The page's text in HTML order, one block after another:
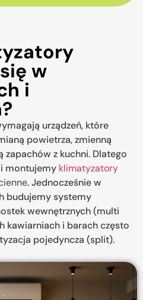
w
i
urządzeń, które
powietrza, zmienną
z kuchni. Dlatego
montujemy klimatyzatory
. Jednocześnie w
budujemy systemy
wewnętrznych (multi
kawiarniach i barach często
pojedyncza (split).